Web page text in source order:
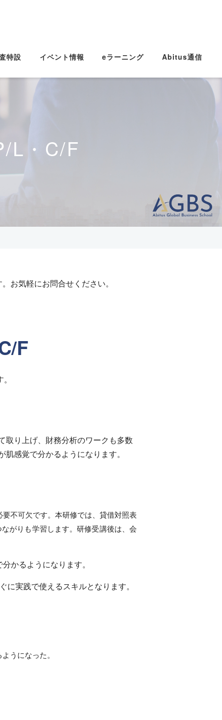
特設 イベント情報 eラーニング Abitus通信
L・C/F
お気軽にお問合せください。
F
取り上げ、財務分析のワークも多数
感覚で分かるようになります。
不可欠です。本研修では、貸借対照表
がりも学習します。研修受講後は、会
かるようになります。
実践で使えるスキルとなります。
うになった。